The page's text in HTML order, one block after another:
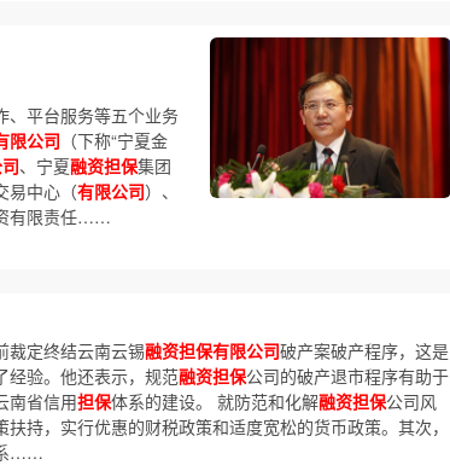
、平台服务等五个业务
限公司 （下称“宁夏金
、宁夏融资担保集团
易中心（有限公司）、
有限责任……
裁定终结云南云锡融资担保有限公司破产案破产程序，这是
验。他还表示，规范融资担保公司的破产退市程序有助于
南省信用担保体系的建设。 就防范和化解融资担保公司风
持，实行优惠的财税政策和适度宽松的货币政策。其次，
系……